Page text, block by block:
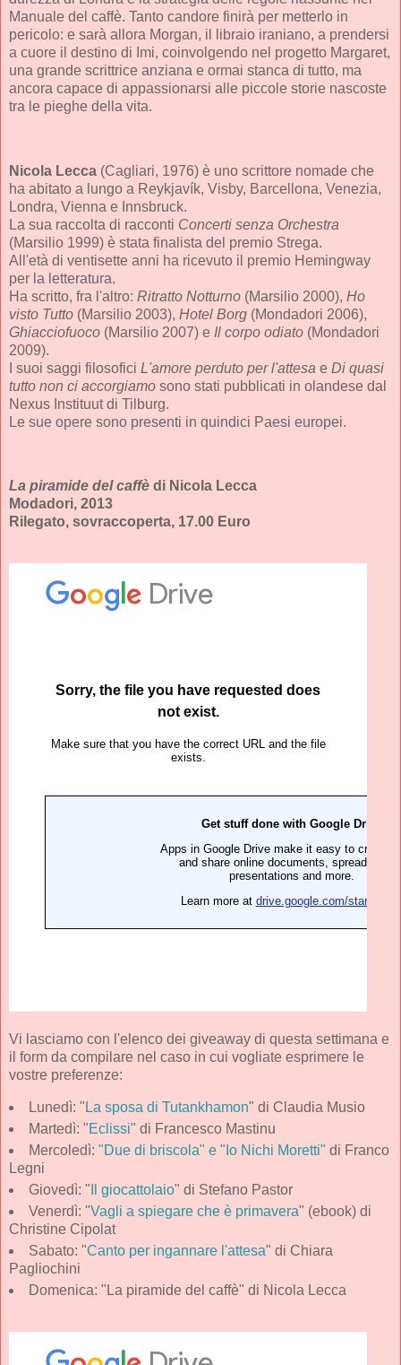
Manuale del caffè. Tanto candore finirà per metterlo in
pericolo: e sarà allora Morgan, il libraio iraniano, a prendersi
a cuore il destino di Imi, coinvolgendo nel progetto Margaret,
una grande scrittrice anziana e ormai stanca di tutto, ma
ancora capace di appassionarsi alle piccole storie nascoste
tra le pieghe della vita.
Nicola Lecca (Cagliari, 1976) è uno scrittore nomade che
ha abitato a lungo a Reykjavík, Visby, Barcellona, Venezia,
Londra, Vienna e Innsbruck.
La sua raccolta di racconti Concerti senza Orchestra
(Marsilio 1999) è stata finalista del premio Strega.
All'età di ventisette anni ha ricevuto il premio Hemingway
per la letteratura.
Ha scritto, fra l'altro: Ritratto Notturno (Marsilio 2000), Ho
visto Tutto (Marsilio 2003), Hotel Borg (Mondadori 2006),
Ghiacciofuoco (Marsilio 2007) e Il corpo odiato (Mondadori
2009).
I suoi saggi filosofici L'amore perduto per l'attesa e Di quasi
tutto non ci accorgiamo sono stati pubblicati in olandese dal
Nexus Instituut di Tilburg.
Le sue opere sono presenti in quindici Paesi europei.
La piramide del caffè di Nicola Lecca
Modadori, 2013
Rilegato, sovraccoperta, 17.00 Euro
Vi lasciamo con l'elenco dei giveaway di questa settimana e
il form da compilare nel caso in cui vogliate esprimere le
vostre preferenze:
Lunedì: " La sposa di Tutankhamon" di Claudia Musio
Martedì: "Eclissi" di Francesco Mastinu
Mercoledì: "Due di briscola" e "Io Nichi Moretti" di Franco
Legni
Giovedì: " Il giocattolaio" di Stefano Pastor
Venerdì: "Vagli a spiegare che è primavera" (ebook) di
Christine Cipolat
Sabato: "Canto per ingannare l'attesa" di Chiara
Pagliochini
Domenica: "La piramide del caffè" di Nicola Lecca